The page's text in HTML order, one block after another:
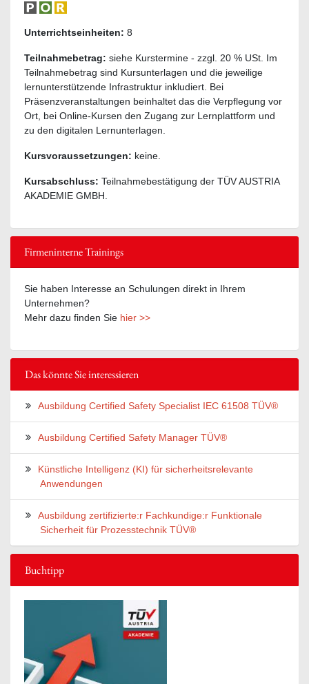
Unterrichtseinheiten: 8
Teilnahmebetrag: siehe Kurstermine - zzgl. 20 % USt. Im
Teilnahmebetrag sind Kursunterlagen und die jeweilige
lernunterstützende Infrastruktur inkludiert. Bei
Präsenzveranstaltungen beinhaltet das die Verpflegung vor
Ort, bei Online-Kursen den Zugang zur Lernplattform und
zu den digitalen Lernunterlagen.
Kursvoraussetzungen: keine.
Kursabschluss: Teilnahmebestätigung der TÜV AUSTRIA
AKADEMIE GMBH.
Firmeninterne Trainings
Sie haben Interesse an Schulungen direkt in Ihrem
Unternehmen?
Mehr dazu finden Sie hier >>
Das könnte Sie interessieren
Ausbildung Certified Safety Specialist IEC 61508 TÜV®
Ausbildung Certified Safety Manager TÜV®
Künstliche Intelligenz (KI) für sicherheitsrelevante
Anwendungen
Ausbildung zertifizierte:r Fachkundige:r Funktionale
Sicherheit für Prozesstechnik TÜV®
Buchtipp